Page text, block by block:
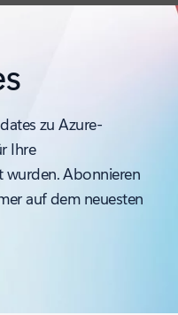
zu Azure-
Ihre
Abonnieren
auf dem neuesten